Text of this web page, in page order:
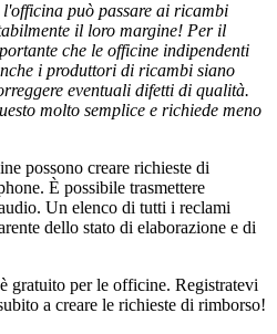
l'officina può passare ai ricambi
il loro margine! Per il
che le officine indipendenti
i produttori di ricambi siano
eventuali difetti di qualità.
molto semplice e richiede meno
possono creare richieste di
È possibile trasmettere
Un elenco di tutti i reclami
dello stato di elaborazione e di
gratuito per le officine. Registratevi
a creare le richieste di rimborso!